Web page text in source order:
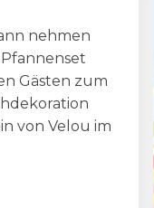
nehmen
Gästen zum
von Velou im